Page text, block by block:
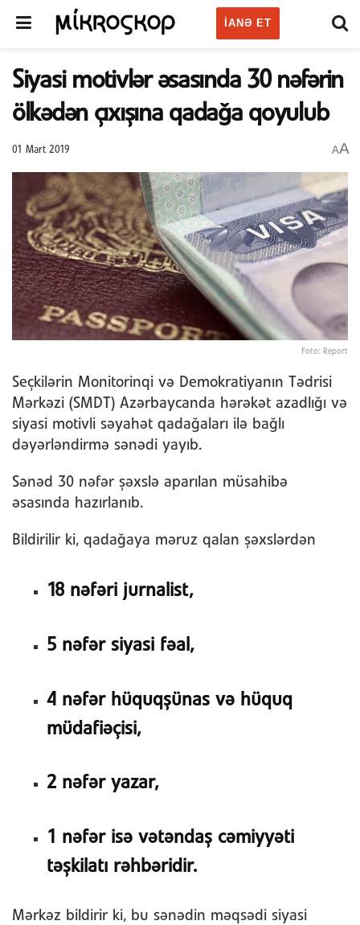
IANƏ ET
Siyasi motivlər əsasında 30 nəfərin
ölkədən çıxışına qadağa qoyulub
01 Mart 2019 AA
Foto: Report
Seçkilərin Monitorinqi və Demokratiyanın Tədrisi
Mərkəzi (SMDT) Azərbaycanda hərəkət azadlığı və
siyasi motivli səyahət qadağaları ilə bağlı
dəyərləndirmə sənədi yayıb.
Sənəd 30 nəfər şəxslə aparılan müsahibə
əsasında hazırlanıb.
Bildirilir ki, qadağaya məruz qalan şəxslərdən
18 nəfəri jurnalist,
5 nəfər siyasi fəal,
4 nəfər hüquqşünas və hüquq
müdafiəçisi,
2 nəfər yazar,
1 nəfər isə vətəndaş cəmiyyəti
təşkilatı rəhbəridir.
Mərkəz bildirir ki, bu sənədin məqsədi siyasi